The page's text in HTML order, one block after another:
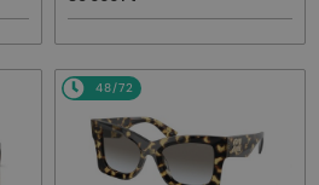
48/72